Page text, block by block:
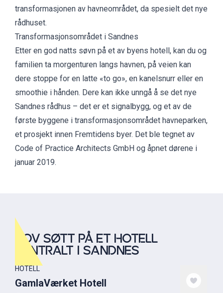
transformasjonen av havneområdet, da spesielt det nye
rådhuset.
Transformasjonsområdet i Sandnes
Etter en god natts søvn på et av byens hotell, kan du og
familien ta morgenturen langs havnen, på veien kan
dere stoppe for en latte «to go», en kanelsnurr eller en
smoothie i hånden. Dere kan ikke unngå å se det nye
Sandnes rådhus – det er et signalbygg, og et av de
første byggene i transformasjonsområdet havneparken,
et prosjekt innen Fremtidens byer. Det ble tegnet av
Code of Practice Architects GmbH og åpnet dørene i
januar 2019.
SOV SØTT PÅ ET HOTELL
SENTRALT I SANDNES
HOTELL
GamlaVærket Hotell